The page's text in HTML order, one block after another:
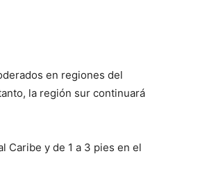
en regiones del
la región sur continuará
Caribe y de 1 a 3 pies en el